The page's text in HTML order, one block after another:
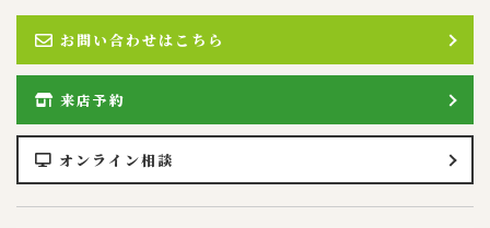
お問い合わせはこちら
来店予約
オンライン相談